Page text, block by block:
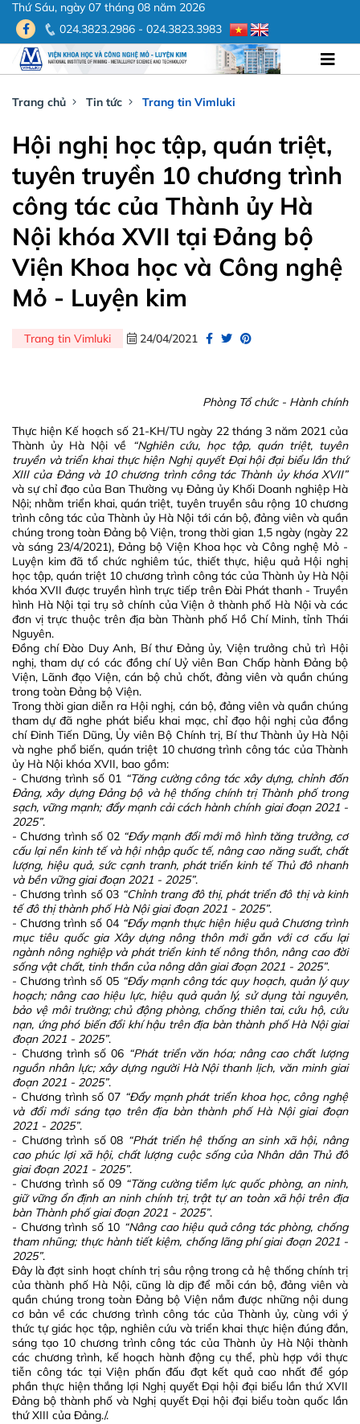
Thứ Sáu, ngày 07 tháng 08 năm 2026
024.3823.2986 - 024.3823.3983
Trang chủ Tin tức Trang tin Vimluki
Hội nghị học tập, quán triệt,
tuyên truyền 10 chương trình
công tác của Thành ủy Hà
Nội khóa XVII tại Đảng bộ
Viện Khoa học và Công nghệ
Mỏ - Luyện kim
Trang tin Vimluki 24/04/2021
Phòng Tổ chức - Hành chính
Thực hiện Kế hoạch số 21-KH/TU ngày 22 tháng 3 năm 2021 của
Thành ủy Hà Nội về
“Nghiên cứu, học tập, quán triệt, tuyên
truyền và triển khai thực hiện Nghị quyết Đại hội đại biểu lần thứ
XIII của Đảng và 10 chương trình công tác Thành ủy khóa XVII”
và sự chỉ đạo của Ban Thường vụ Đảng ủy Khối Doanh nghiệp Hà
Nội; nhằm triển khai, quán triệt, tuyên truyền sâu rộng 10 chương
trình công tác của Thành ủy Hà Nội tới cán bộ, đảng viên và quần
chúng trong toàn Đảng bộ Viện, trong thời gian 1,5 ngày (ngày 22
và sáng 23/4/2021), Đảng bộ Viện Khoa học và Công nghệ Mỏ -
Luyện kim đã tổ chức nghiêm túc, thiết thực, hiệu quả Hội nghị
học tập, quán triệt 10 chương trình công tác của Thành ủy Hà Nội
khóa XVII được truyền hình trực tiếp trên Đài Phát thanh - Truyền
hình Hà Nội tại trụ sở chính của Viện ở thành phố Hà Nội và các
đơn vị trực thuộc trên địa bàn Thành phố Hồ Chí Minh, tỉnh Thái
Nguyên.
Đồng chí Đào Duy Anh, Bí thư Đảng ủy, Viện trưởng chủ trì Hội
nghị, tham dự có các đồng chí Uỷ viên Ban Chấp hành Đảng bộ
Viện, Lãnh đạo Viện, cán bộ chủ chốt, đảng viên và quần chúng
trong toàn Đảng bộ Viện.
Trong thời gian diễn ra Hội nghị, cán bộ, đảng viên và quần chúng
tham dự đã nghe phát biểu khai mạc, chỉ đạo hội nghị của đồng
chí Đinh Tiến Dũng, Ủy viên Bộ Chính trị, Bí thư Thành ủy Hà Nội
và nghe phổ biến, quán triệt 10 chương trình công tác của Thành
ủy Hà Nội khóa XVII, bao gồm:
- Chương trình số 01 “Tăng cường công tác xây dựng, chỉnh đốn
Đảng, xây dựng Đảng bộ và hệ thống chính trị Thành phố trong
sạch, vững mạnh; đẩy mạnh cải cách hành chính giai đoạn 2021 -
2025”.
- Chương trình số 02 “Đẩy mạnh đổi mới mô hình tăng trưởng, cơ
cấu lại nền kinh tế và hội nhập quốc tế, nâng cao năng suất, chất
lượng, hiệu quả, sức cạnh tranh, phát triển kinh tế Thủ đô nhanh
và bền vững giai đoạn 2021 - 2025”.
- Chương trình số 03 “Chỉnh trang đô thị, phát triển đô thị và kinh
tế đô thị thành phố Hà Nội giai đoạn 2021 - 2025”.
- Chương trình số 04 “Đẩy mạnh thực hiện hiệu quả Chương trình
mục tiêu quốc gia Xây dựng nông thôn mới gắn với cơ cấu lại
ngành nông nghiệp và phát triển kinh tế nông thôn, nâng cao đời
sống vật chất, tinh thần của nông dân giai đoạn 2021 - 2025”.
- Chương trình số 05 “Đẩy mạnh công tác quy hoạch, quản lý quy
hoạch; nâng cao hiệu lực, hiệu quả quản lý, sử dụng tài nguyên,
bảo vệ môi trường; chủ động phòng, chống thiên tai, cứu hộ, cứu
nạn, ứng phó biến đổi khí hậu trên địa bàn thành phố Hà Nội giai
đoạn 2021 - 2025”.
- Chương trình số 06 “Phát triển văn hóa; nâng cao chất lượng
nguồn nhân lực; xây dựng người Hà Nội thanh lịch, văn minh giai
đoạn 2021 - 2025”.
- Chương trình số 07 “Đẩy mạnh phát triển khoa học, công nghệ
và đổi mới sáng tạo trên địa bàn thành phố Hà Nội giai đoạn
2021 - 2025”.
- Chương trình số 08 “Phát triển hệ thống an sinh xã hội, nâng
cao phúc lợi xã hội, chất lượng cuộc sống của Nhân dân Thủ đô
giai đoạn 2021 - 2025”.
- Chương trình số 09 “Tăng cường tiềm lực quốc phòng, an ninh,
giữ vững ổn định an ninh chính trị, trật tự an toàn xã hội trên địa
bàn Thành phố giai đoạn 2021 - 2025”.
- Chương trình số 10 “Nâng cao hiệu quả công tác phòng, chống
tham nhũng; thực hành tiết kiệm, chống lãng phí giai đoạn 2021 -
2025”.
Đây là đợt sinh hoạt chính trị sâu rộng trong cả hệ thống chính trị
của thành phố Hà Nội, cũng là dịp để mỗi cán bộ, đảng viên và
quần chúng trong toàn Đảng bộ Viện nắm được những nội dung
cơ bản về các chương trình công tác của Thành ủy, cùng với ý
thức tự giác học tập, nghiên cứu và triển khai thực hiện đúng đắn,
sáng tạo 10 chương trình công tác của Thành ủy Hà Nội thành
các chương trình, kế hoạch hành động cụ thể, phù hợp với thực
tiễn công tác tại Viện phấn đấu đạt kết quả cao nhất để góp
phần thực hiện thắng lợi Nghị quyết Đại hội đại biểu lần thứ XVII
Đảng bộ thành phố và Nghị quyết Đại hội đại biểu toàn quốc lần
thứ XIII của Đảng./.